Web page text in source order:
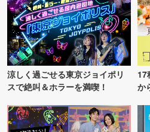
涼しく過ごせる東京ジョイポリ
スで絶叫＆ホラーを満喫！
17
か